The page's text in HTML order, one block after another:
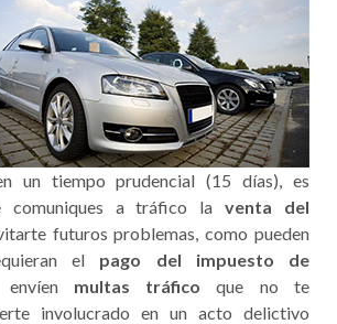
un tiempo prudencial (15 días), es
comuniques a tráfico laventa del
futuros problemas, como pueden
el pago del impuesto de
multas tráfico que no te
involucrado en un acto delictivo